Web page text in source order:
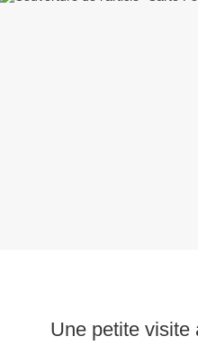
Une petite visite